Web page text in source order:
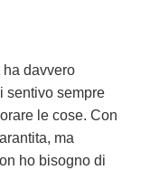
ha davvero
sentivo sempre
le cose. Con
ma
ho bisogno di